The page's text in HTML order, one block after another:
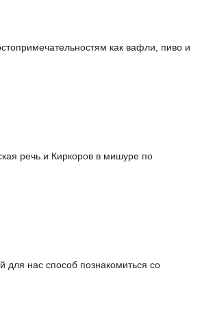
как вафли, пиво и
речь и Киркоров в мишуре по
нас способ познакомиться со